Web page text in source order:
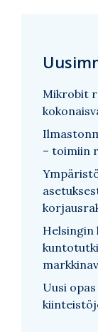
Mikrobit
– toimiin
Helsingin
Uusi